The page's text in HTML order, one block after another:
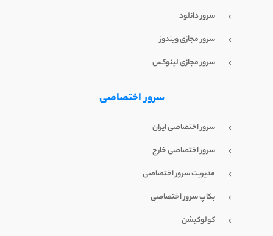
سرور دانلود
سرور مجازی ویندوز
سرور مجازی لینوکس
سرور اختصاصی
سرور اختصاصی ایران
سرور اختصاصی خارج
مدیریت سرور اختصاصی
بکاپ سرور اختصاصی
کولوکیشن